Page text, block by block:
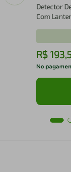
Detector
Com
R$ 193,
No